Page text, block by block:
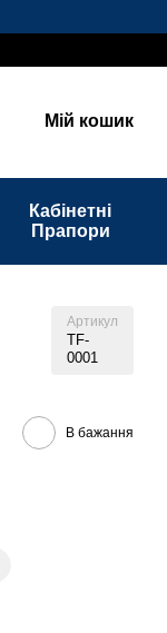
Мій кошик
Кабінетні
Прапори
Артикул
TF-
0001
В бажання